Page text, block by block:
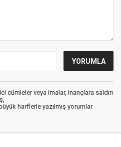
cümleler veya imalar, inançlara saldırı
harflerle yazılmış yorumlar